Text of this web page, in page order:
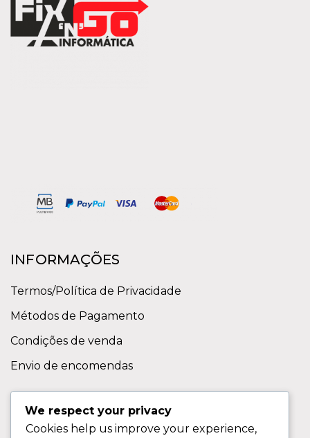
INFORMAÇÕES
Termos/Política de Privacidade
Métodos de Pagamento
Condições de venda
Envio de encomendas
Contactos
We respect your privacy
Cookies help us improve your experience,